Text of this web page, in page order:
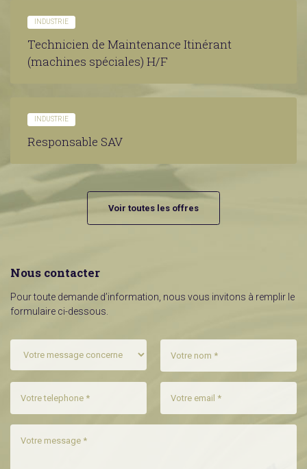
INDUSTRIE
Technicien de Maintenance Itinérant
(machines spéciales) H/F
INDUSTRIE
Responsable SAV
Voir toutes les offres
Nous contacter
Pour toute demande d’information, nous vous invitons à remplir le
formulaire ci-dessous.